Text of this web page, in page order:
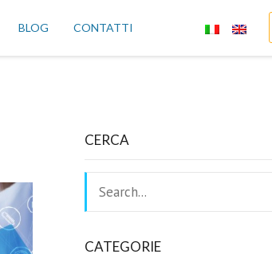
BLOG CONTATTI
CERCA
CATEGORIE